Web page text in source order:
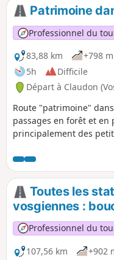
Patrimoine
Professionnel du
83,88 km
+798 m
5h
Difficile
Départ à Claudon
Route "patrimoine" dans
passages en forêt et en
principalement des
de route.
Toutes les
vosgiennes :
Professionnel du
107,56 km
+902